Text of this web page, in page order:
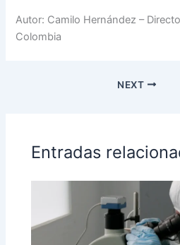
Autor: Camilo Hernández –
Colombia
NEXT
Entradas